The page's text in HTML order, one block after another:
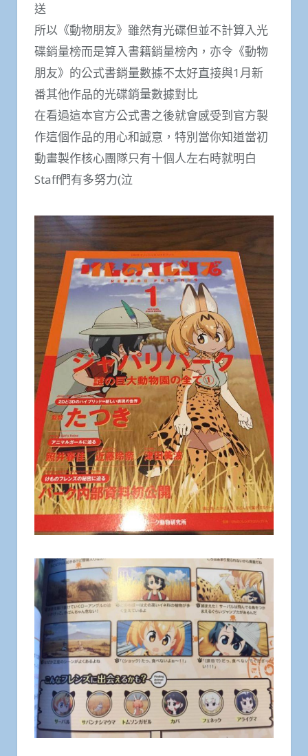
送
所以《動物朋友》雖然有光碟但並不計算入光
碟銷量榜而是算入書籍銷量榜內，亦令《動物
朋友》的公式書銷量數據不太好直接與1月新
番其他作品的光碟銷量數據對比
在看過這本官方公式書之後就會感受到官方製
作這個作品的用心和誠意，特別當你知道當初
動畫製作核心團隊只有十個人左右時就明白
Staff們有多努力(泣